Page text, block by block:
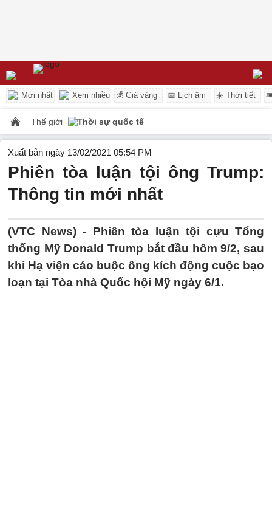
Mới nhất Xem nhiều 💰 Giá vàng 📅 Lịch âm ☀️ Thời tiết
Thế giới Thời sự quốc tế
Xuất bản ngày 13/02/2021 05:54 PM
Phiên tòa luận tội ông Trump:
Thông tin mới nhất
(VTC News) - Phiên tòa luận tội cựu Tổng
thống Mỹ Donald Trump bắt đầu hôm 9/2, sau
khi Hạ viện cáo buộc ông kích động cuộc bạo
loạn tại Tòa nhà Quốc hội Mỹ ngày 6/1.